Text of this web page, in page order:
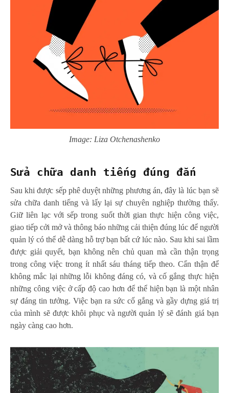
Image: Liza Otchenashenko
Sửa chữa danh tiếng đúng đắn
Sau khi được sếp phê duyệt những phương án, đây là lúc bạn sẽ
sửa chữa danh tiếng và lấy lại sự chuyên nghiệp thường thấy.
Giữ liên lạc với sếp trong suốt thời gian thực hiện công việc,
giao tiếp cởi mở và thông báo những cải thiện đúng lúc để người
quản lý có thể dễ dàng hỗ trợ bạn bất cứ lúc nào. Sau khi sai lầm
được giải quyết, bạn không nên chủ quan mà cần thận trọng
trong công việc trong ít nhất sáu tháng tiếp theo. Cẩn thận để
không mắc lại những lỗi không đáng có, và cố gắng thực hiện
những công việc ở cấp độ cao hơn để thể hiện bạn là một nhân
sự đáng tin tưởng. Việc bạn ra sức cố gắng và gầy dựng giá trị
của mình sẽ được khôi phục và người quản lý sẽ đánh giá bạn
ngày càng cao hơn.